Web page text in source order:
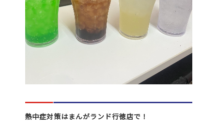
熱中症対策はまんがランド行徳店で！